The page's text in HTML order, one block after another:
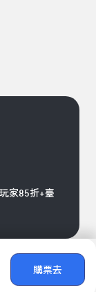
購票去
家85折+臺